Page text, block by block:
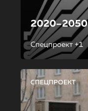
2020–2050
Спецпроект +1
СПЕЦПРОЕКТ